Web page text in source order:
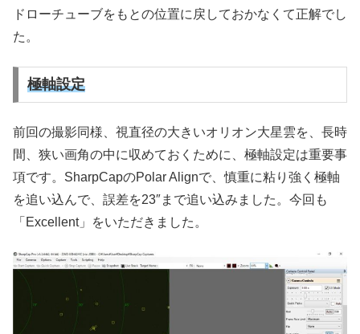
ドローチューブをもとの位置に戻しておかなくて正解でし
た。
極軸設定
前回の撮影同様、視直径の大きいオリオン大星雲を、長時
間、狭い画角の中に収めておくために、極軸設定は重要事
項です。SharpCapのPolar Alignで、慎重に粘り強く極軸
を追い込んで、誤差を23″まで追い込みました。今回も
「Excellent」をいただきました。